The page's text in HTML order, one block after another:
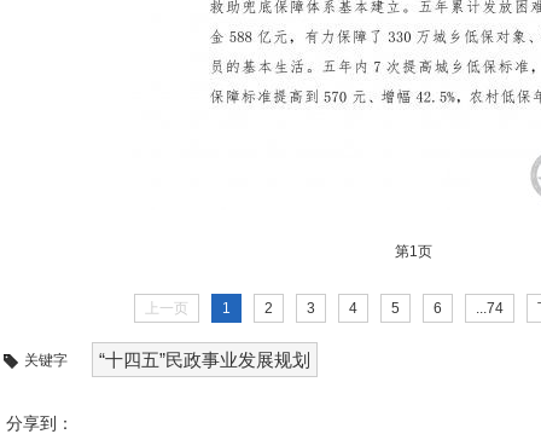
第1页
上一页 1 2 3 4 5 6 ...74
关键字 “十四五”民政事业发展规划
分享到：